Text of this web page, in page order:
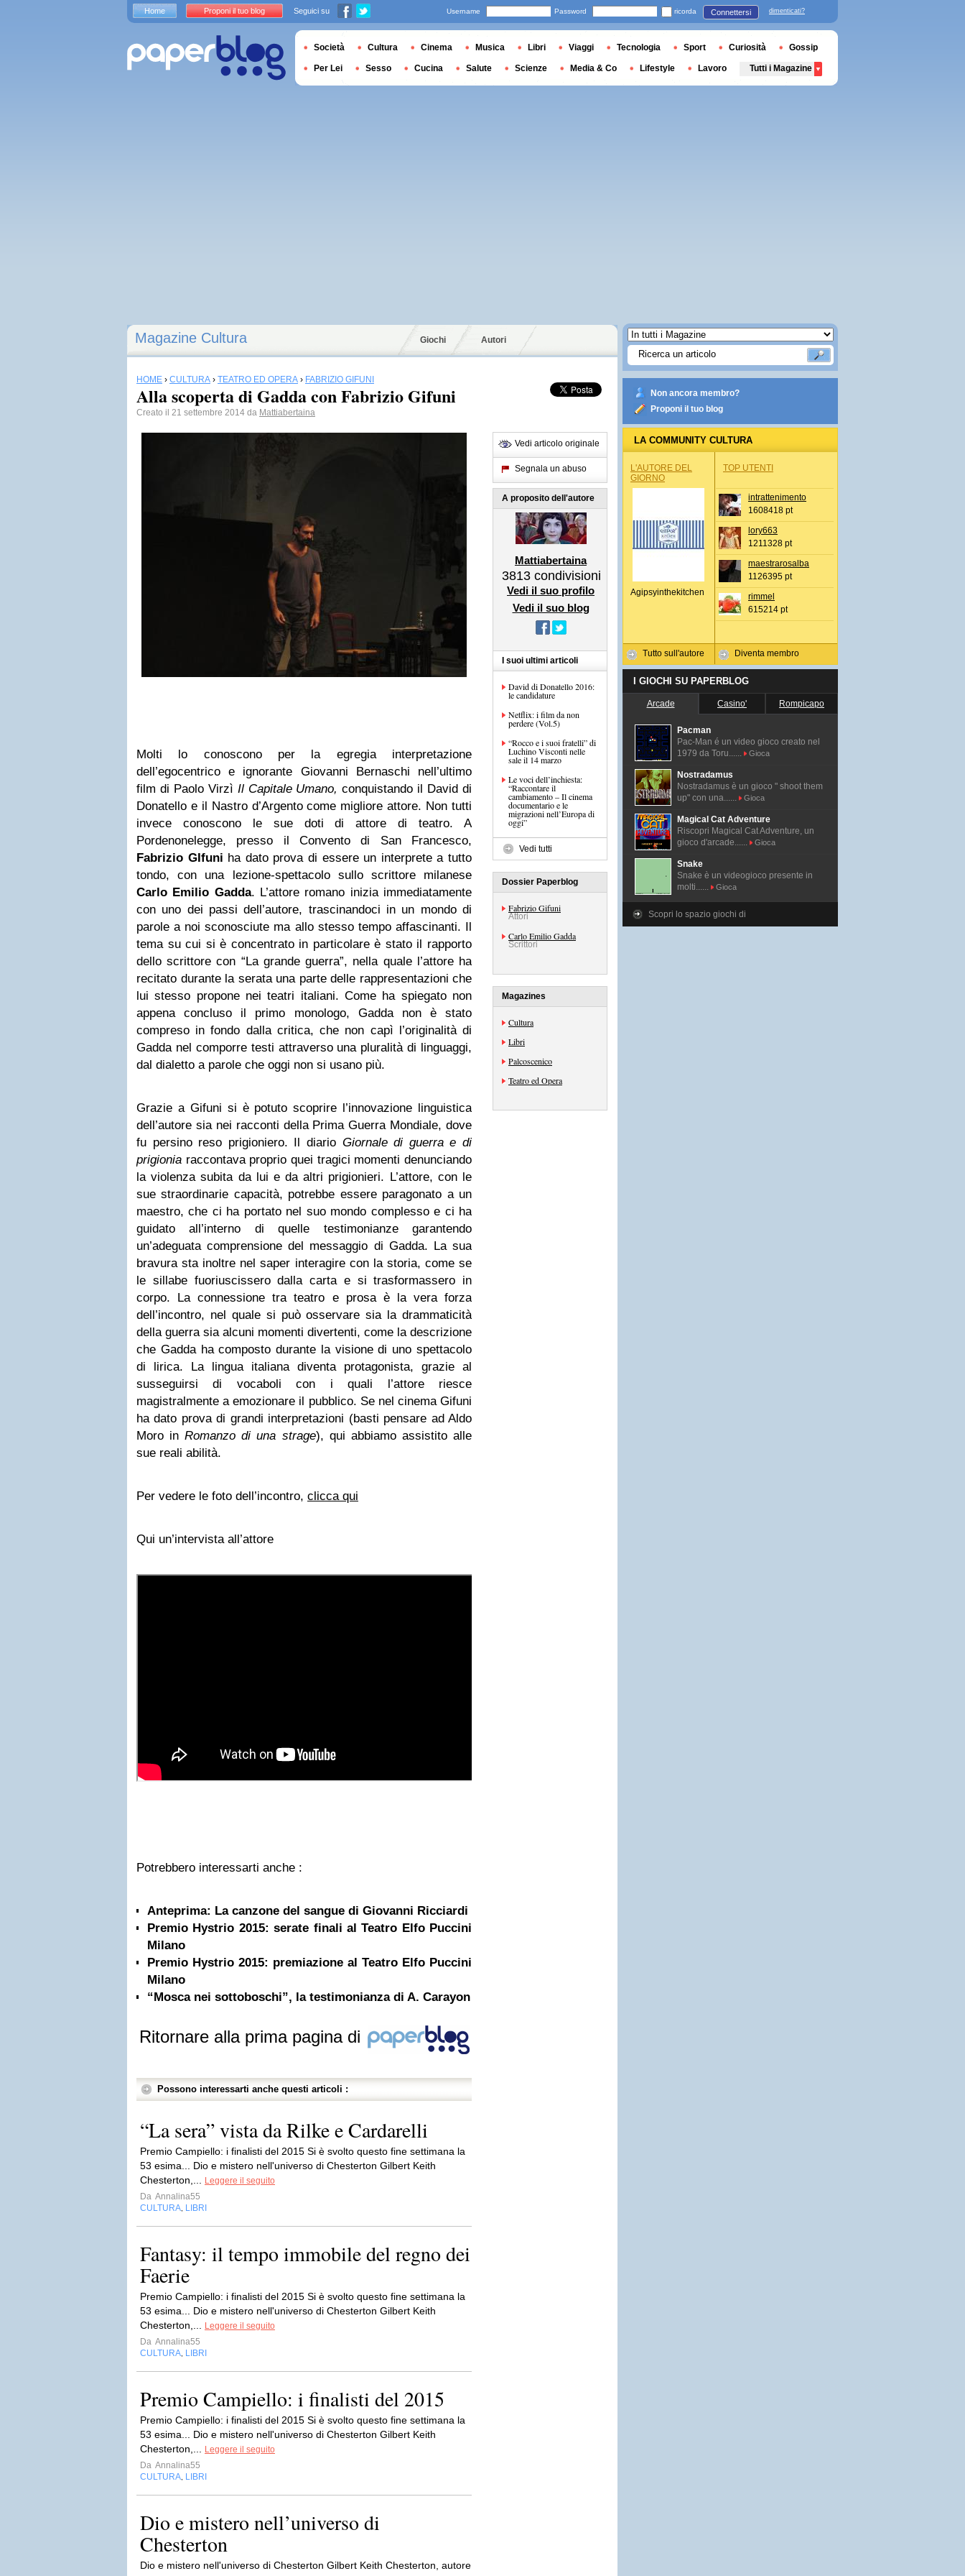
Magazine Cultura Giochi Autori
HOME › CULTURA › TEATRO ED OPERA › FABRIZIO GIFUNI
Alla scoperta di Gadda con Fabrizio Gifuni
Creato il 21 settembre 2014 da Mattiabertaina
Molti lo conoscono per la egregia interpretazione
dell’egocentrico e ignorante Giovanni Bernaschi nell’ultimo
film di Paolo Virzì Il Capitale Umano,conquistando il David di
Donatello e il Nastro d’Argento come migliore attore. Non tutti
invece conoscono le sue doti di attore di teatro. A
Pordenonelegge, presso il Convento di San Francesco,
Fabrizio GIfuni ha dato prova di essere un interprete a tutto
tondo, con una lezione-spettacolo sullo scrittore milanese
Carlo Emilio Gadda. L’attore romano inizia immediatamente
con uno dei passi dell’autore, trascinandoci in un mondo di
parole a noi sconosciute ma allo stesso tempo affascinanti. Il
tema su cui si è concentrato in particolare è stato il rapporto
dello scrittore con “La grande guerra”, nella quale l’attore ha
recitato durante la serata una parte delle rappresentazioni che
lui stesso propone nei teatri italiani. Come ha spiegato non
appena concluso il primo monologo, Gadda non è stato
compreso in fondo dalla critica, che non capì l’originalità di
Gadda nel comporre testi attraverso una pluralità di linguaggi,
dal dialetto a parole che oggi non si usano più.
Grazie a Gifuni si è potuto scoprire l’innovazione linguistica
dell’autore sia nei racconti della Prima Guerra Mondiale, dove
fu persino reso prigioniero. Il diario Giornale di guerra e di
prigionia raccontava proprio quei tragici momenti denunciando
la violenza subita da lui e da altri prigionieri. L’attore, con le
sue straordinarie capacità, potrebbe essere paragonato a un
maestro, che ci ha portato nel suo mondo complesso e ci ha
guidato all’interno di quelle testimonianze garantendo
un’adeguata comprensione del messaggio di Gadda. La sua
bravura sta inoltre nel saper interagire con la storia, come se
le sillabe fuoriuscissero dalla carta e si trasformassero in
corpo. La connessione tra teatro e prosa è la vera forza
dell’incontro, nel quale si può osservare sia la drammaticità
della guerra sia alcuni momenti divertenti, come la descrizione
che Gadda ha composto durante la visione di uno spettacolo
di lirica. La lingua italiana diventa protagonista, grazie al
susseguirsi di vocaboli con i quali l’attore riesce
magistralmente a emozionare il pubblico. Se nel cinema Gifuni
ha dato prova di grandi interpretazioni (basti pensare ad Aldo
Moro inRomanzo di una strage), qui abbiamo assistito alle
sue reali abilità.
Per vedere le foto dell’incontro, clicca qui
Qui un’intervista all’attore
Potrebbero interessarti anche :
Anteprima: La canzone del sangue di Giovanni Ricciardi
Premio Hystrio 2015: serate finali al Teatro Elfo Puccini
Milano
Premio Hystrio 2015: premiazione al Teatro Elfo Puccini
Milano
“Mosca nei sottoboschi”, la testimonianza di A. Carayon
Ritornare alla prima pagina di
Possono interessarti anche questi articoli :
“La sera” vista da Rilke e Cardarelli
Premio Campiello: i finalisti del 2015 Si è svolto questo fine settimana la
53 esima... Dio e mistero nell'universo di Chesterton Gilbert Keith
Chesterton,...
Leggere il seguito
Da Annalina55
CULTURA LIBRI
Fantasy: il tempo immobile del regno dei
Faerie
Premio Campiello: i finalisti del 2015 Si è svolto questo fine settimana la
53 esima... Dio e mistero nell'universo di Chesterton Gilbert Keith
Chesterton,...
Leggere il seguito
Da Annalina55
CULTURA LIBRI
Premio Campiello: i finalisti del 2015
Premio Campiello: i finalisti del 2015 Si è svolto questo fine settimana la
53 esima... Dio e mistero nell'universo di Chesterton Gilbert Keith
Chesterton,...
Leggere il seguito
Da Annalina55
CULTURA LIBRI
Dio e mistero nell’universo di
Chesterton
Dio e mistero nell'universo di Chesterton Gilbert Keith Chesterton, autore
Vedi articolo originale
Segnala un abuso
A proposito dell'autore
Mattiabertaina
3813 condivisioni
Vedi il suo profilo
Vedi il suo blog
I suoi ultimi articoli
David di Donatello 2016:
le candidature
Netflix: i film da non
perdere (Vol.5)
“Rocco e i suoi fratelli” di
Luchino Visconti nelle
sale il 14 marzo
Le voci dell’inchiesta:
“Raccontare il
cambiamento – Il cinema
documentario e le
migrazioni nell’Europa di
oggi”
Vedi tutti
Dossier Paperblog
Fabrizio Gifuni
Attori
Carlo Emilio Gadda
Scrittori
Magazines
Cultura
Libri
Palcoscenico
Teatro ed Opera
Non ancora membro?
Proponi il tuo blog
LA COMMUNITY CULTURA
L'AUTORE DEL
GIORNO
Agipsyinthekitchen
Tutto sull'autore
TOP UTENTI
intrattenimento
1608418 pt
lory663
1211328 pt
maestrarosalba
1126395 pt
rimmel
615214 pt
Diventa membro
I GIOCHI SU PAPERBLOG
Arcade Casino' Rompicapo
Pacman
Pac-Man é un video gioco creato nel
1979 da Toru......
Gioca
Nostradamus
Nostradamus è un gioco " shoot them
up" con una......
Gioca
Magical Cat Adventure
Riscopri Magical Cat Adventure, un
gioco d'arcade......
Gioca
Snake
Snake è un videogioco presente in
molti......
Gioca
Scopri lo spazio giochi di
Home Proponi il tuo blog Seguici su Username Password ricorda Connettersi dimenticati?
Società Cultura Cinema Musica Libri Viaggi Tecnologia Sport Curiosità Gossip
Per Lei Sesso Cucina Salute Scienze Media & Co Lifestyle Lavoro Tutti i Magazine